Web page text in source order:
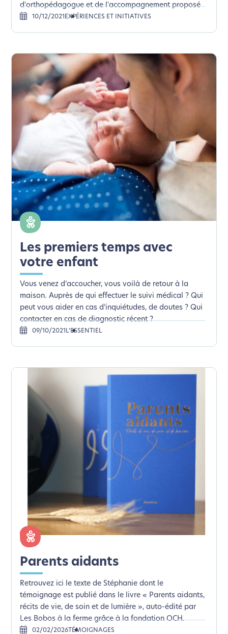
d'orthopédagogue et de l'accompagnement proposé
10/12/2021 EXPÉRIENCES ET INITIATIVES
Les premiers temps avec
votre enfant
Vous venez d’accoucher, vous voilà de retour à la
maison. Auprès de qui effectuer le suivi médical ? Qui
peut vous aider en cas d’inquiétudes, de doutes ? Qui
contacter en cas de diagnostic récent ?
09/10/2021 L’ESSENTIEL
Parents aidants
Retrouvez ici le texte de Stéphanie dont le
témoignage est publié dans le livre « Parents aidants,
récits de vie, de soin et de lumière », auto-édité par
Les Bobos à la ferme grâce à la fondation OCH.
02/02/2026 TÉMOIGNAGES